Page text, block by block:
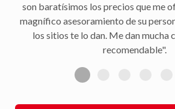
son baratísimos los precios que me
magnífico asesoramiento de su
los sitios te lo dan. Me dan mucha
recomendable".